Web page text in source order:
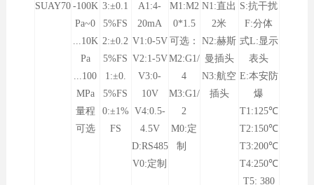
SUAY70 -100K
Pa~0
...10K
Pa
...100
MPa
量程
可选
3:±0.1
5%FS
2:±0.2
5%FS
1:±0.
5%FS
0:±1%
FS
A1:4-
20mA
V1:0-5V
V2:1-5V
V3:0-
10V
V4:0.5-
4.5V
D:RS485
V0:定制
M1:M2
0*1.5
可选：
M2:G1/
4
M3:G1/
2
M0:定
制
N1:直出
2米
N2:赫斯
曼插头
N3:航空
插头
S:抗干扰
F:分体
式L:显示
表头
E:本安防
爆
T1:125℃
T2:150℃
T3:200℃
T4:250℃
T5: 380